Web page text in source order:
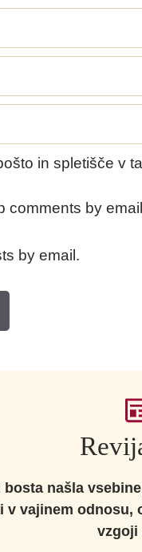
in spletišče v
comments by
by email.
bosta našla
v vajinem odnosu,
vzgoji